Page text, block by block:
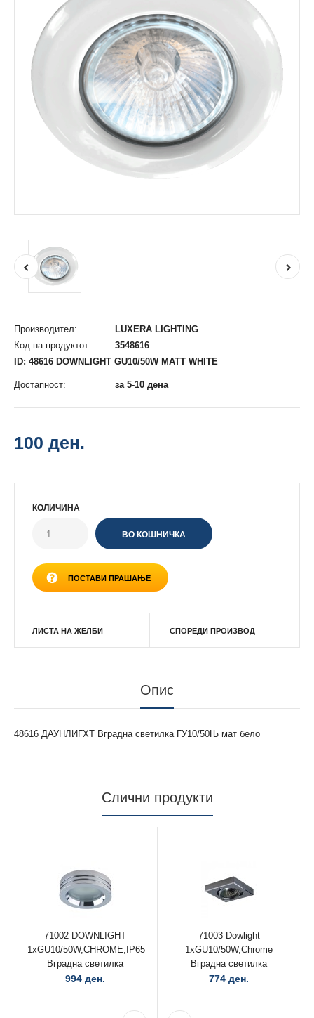
Производител:
LUXERA LIGHTING
Код на продуктот:
3548616
ID: 48616 DOWNLIGHT GU10/50W MATT WHITE
Достапност: за 5-10 дена
100 ден.
КОЛИЧИНА
ПОСТАВИ ПРАШАЊЕ
ЛИСТА НА ЖЕЛБИ СПОРЕДИ ПРОИЗВОД
Опис
48616 ДАУНЛИГХТ Вградна светилка ГУ10/50Њ мат бело
Слични продукти
71002 DOWNLIGHT
1xGU10/50W,CHROME,IP65
Вградна светилка
994 ден.
71003 Dowlight
1xGU10/50W,Chrome
Вградна светилка
774 ден.